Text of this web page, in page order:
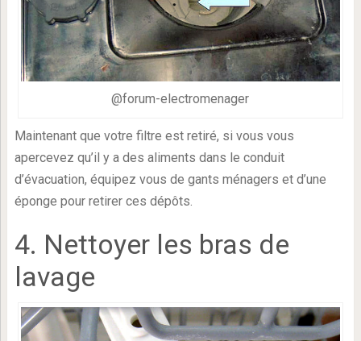
@forum-electromenager
Maintenant que votre filtre est retiré, si vous vous
apercevez qu’il y a des aliments dans le conduit
d’évacuation, équipez vous de gants ménagers et d’une
éponge pour retirer ces dépôts.
4. Nettoyer les bras de
lavage